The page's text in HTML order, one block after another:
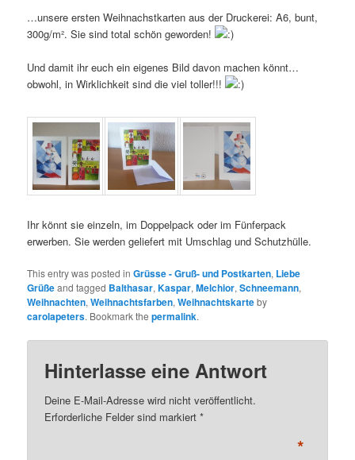
…unsere ersten Weihnachstkarten aus der Druckerei: A6, bunt,
300g/m². Sie sind total schön geworden!
Und damit ihr euch ein eigenes Bild davon machen könnt…
obwohl, in Wirklichkeit sind die viel toller!!!
Ihr könnt sie einzeln, im Doppelpack oder im Fünferpack
erwerben. Sie werden geliefert mit Umschlag und Schutzhülle.
This entry was posted inGrüsse - Gruß- und Postkarten, Liebe
Grüßeand tagged Balthasar,Kaspar,Melchior,Schneemann,
Weihnachten,Weihnachtsfarben,Weihnachtskarteby
carolapeters. Bookmark thepermalink.
Hinterlasse eine Antwort
Deine E-Mail-Adresse wird nicht veröffentlicht.
Erforderliche Felder sind markiert*
*